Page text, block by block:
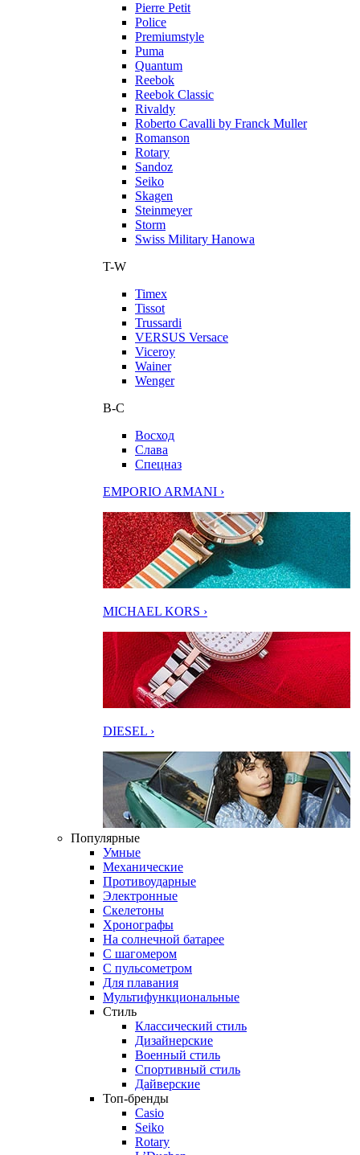
Pierre Petit
Police
Premiumstyle
Puma
Quantum
Reebok
Reebok Classic
Rivaldy
Roberto Cavalli by Franck Muller
Romanson
Rotary
Sandoz
Seiko
Skagen
Steinmeyer
Storm
Swiss Military Hanowa
T-W
Timex
Tissot
Trussardi
VERSUS Versace
Viceroy
Wainer
Wenger
В-С
Восход
Слава
Спецназ
EMPORIO ARMANI ›
MICHAEL KORS ›
DIESEL ›
Популярные
Умные
Механические
Противоударные
Электронные
Скелетоны
Хронографы
На солнечной батарее
С шагомером
С пульсометром
Для плавания
Мультифункциональные
Стиль
Классический стиль
Дизайнерские
Военный стиль
Спортивный стиль
Дайверские
Топ-бренды
Casio
Seiko
Rotary